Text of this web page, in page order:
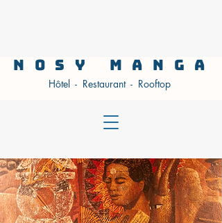
Hôtel - Restaurant - Rooftop
NOSY MANGA